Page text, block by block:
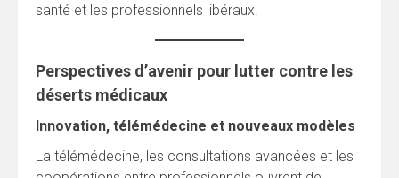
santé et les professionnels libéraux.
Perspectives d’avenir pour lutter contre les
déserts médicaux
Innovation, télémédecine et nouveaux modèles
La télémédecine, les consultations avancées et les